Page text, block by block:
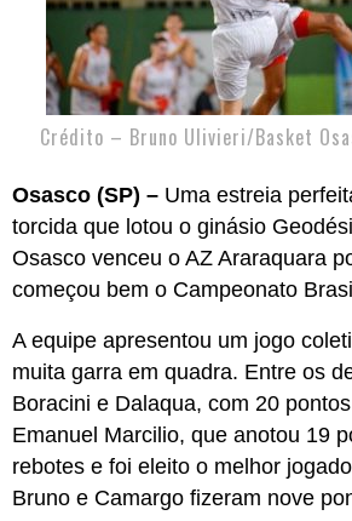
Crédito – Bruno Ulivieri/Basket
Osasco (SP) – Uma estreia
torcida que lotou o ginásio
Osasco venceu o AZ Araraquara
começou bem o Campeonato
A equipe apresentou um jogo
muita garra em quadra. Entre os
Boracini e Dalaqua, com 20
Emanuel Marcilio, que anotou 19
rebotes e foi eleito o melhor
Bruno e Camargo fizeram nove